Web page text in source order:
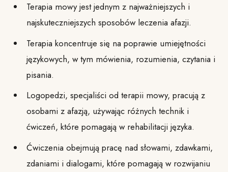
Terapia mowy jest jednym z najważniejszych i
najskuteczniejszych sposobów leczenia afazji.
Terapia koncentruje się na poprawie umiejętności
językowych, w tym mówienia, rozumienia, czytania i
pisania.
Logopedzi, specjaliści od terapii mowy, pracują z
osobami z afazją, używając różnych technik i
ćwiczeń, które pomagają w rehabilitacji języka.
Ćwiczenia obejmują pracę nad słowami, zdawkami,
zdaniami i dialogami, które pomagają w rozwijaniu